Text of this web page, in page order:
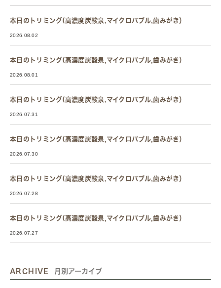
本日のトリミング(高濃度炭酸泉,マイクロバブル,歯みがき）
2026.08.02
本日のトリミング(高濃度炭酸泉,マイクロバブル,歯みがき）
2026.08.01
本日のトリミング(高濃度炭酸泉,マイクロバブル,歯みがき）
2026.07.31
本日のトリミング(高濃度炭酸泉,マイクロバブル,歯みがき）
2026.07.30
本日のトリミング(高濃度炭酸泉,マイクロバブル,歯みがき）
2026.07.28
本日のトリミング(高濃度炭酸泉,マイクロバブル,歯みがき）
2026.07.27
ARCHIVE 月別アーカイブ